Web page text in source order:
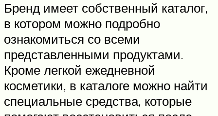
Бренд имеет собственный каталог,
в котором можно подробно
ознакомиться со всеми
представленными продуктами.
Кроме легкой ежедневной
косметики, в каталоге можно найти
специальные средства, которые